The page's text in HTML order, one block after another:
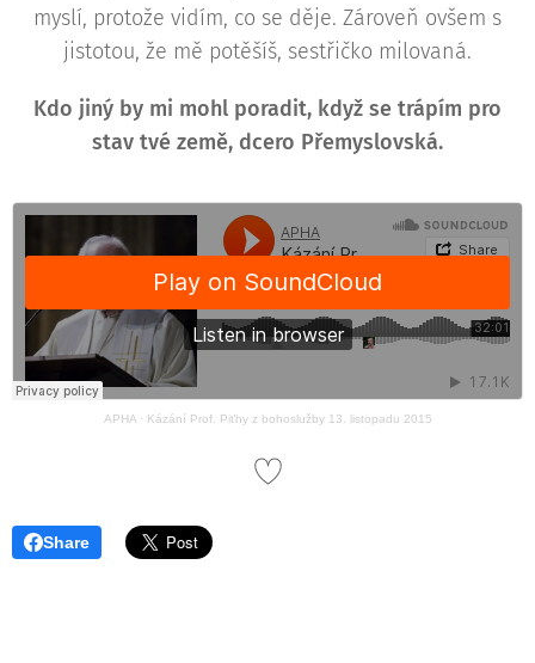
myslí, protože vidím, co se děje. Zároveň ovšem s
jistotou, že mě potěšíš, sestřičko milovaná.
Kdo jiný by mi mohl poradit, když se trápím pro
stav tvé země, dcero Přemyslovská.
APHA· Kázání Prof. Piťhy z bohoslužby 13. listopadu 2015
Share